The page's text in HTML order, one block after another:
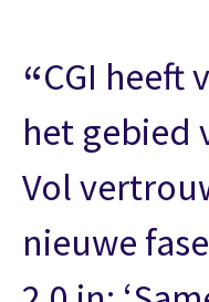
CGI heeft
het gebied
Vol
nieuwe